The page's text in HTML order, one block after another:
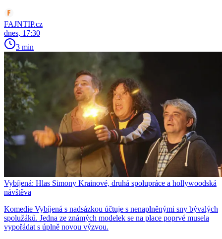
FAJNTIP.cz
dnes, 17:30
3 min
Vybíjená: Hlas Simony Krainové, druhá spolupráce a hollywoodská
návštěva
Komedie Vybíjená s nadsázkou účtuje s nenaplněnými sny bývalých
spolužáků. Jedna ze známých modelek se na place poprvé musela
vypořádat s úplně novou výzvou.